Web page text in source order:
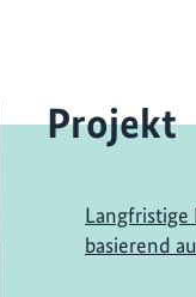
Projekt
Langfristige
basierend